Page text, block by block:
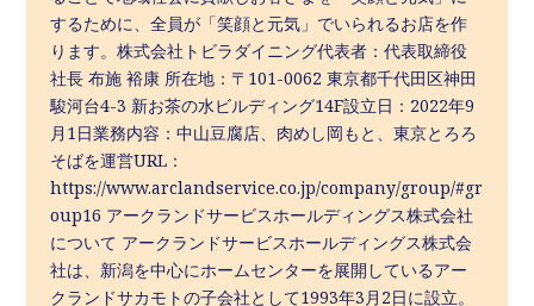
するために、全員が「笑顔と元気」でいられるお店を作
ります。株式会社トビラダイニング代表者：代表取締役
社長 布施 裕康 所在地：〒101-0062 東京都千代田区神田
駿河台4-3 新お茶の水ビルディング14F設立日：2022年9
月1日業務内容：中山豆腐店、肉めし岡もと、東京とろろ
そばを運営URL：
https://www.arclandservice.co.jp/company/group/#gr
oup16 アークランドサービスホールディングス株式会社
について アークランドサービスホールディングス株式会
社は、新潟を中心にホームセンターを展開しているアー
クランドサカモトの子会社として1993年3月2日に設立。